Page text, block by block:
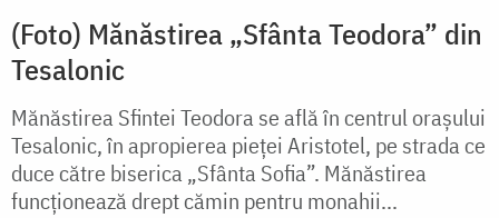
(Foto) Mănăstirea „Sfânta Teodora” din
Tesalonic
Mănăstirea Sfintei Teodora se află în centrul orașului
Tesalonic, în apropierea pieței Aristotel, pe strada ce
duce către biserica „Sfânta Sofia”. Mănăstirea
funcționează drept cămin pentru monahii...